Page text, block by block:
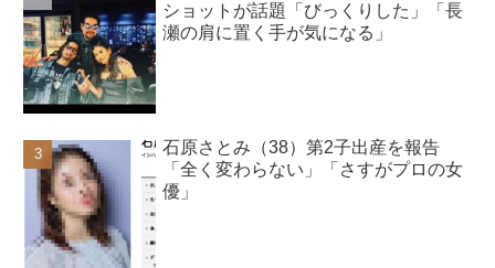
ショットが話題「びっくりした」「長
瀬の肩に置く手が気になる」
石原さとみ（38）第2子出産を報告
「全く変わらない」「さすがプロの女
優」